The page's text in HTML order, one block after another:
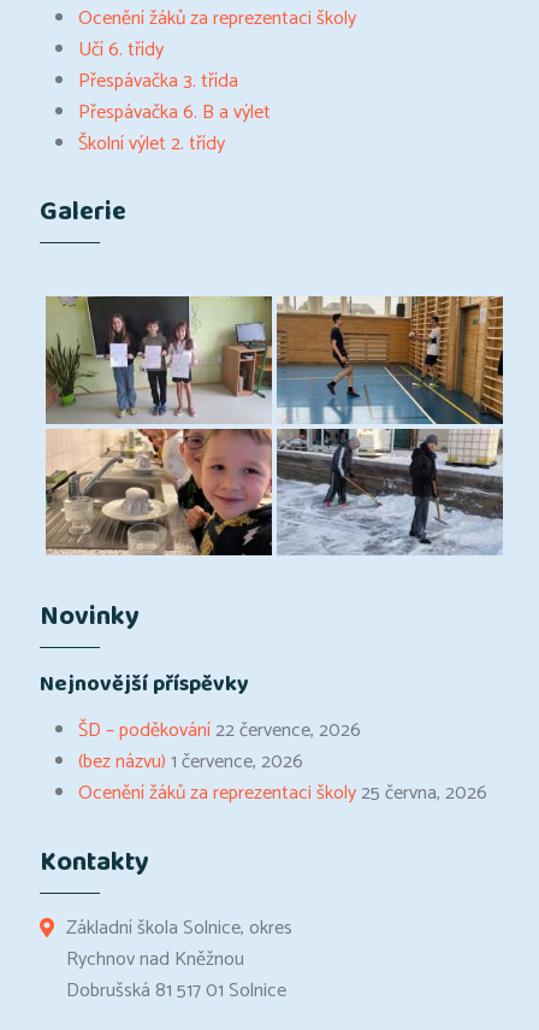
Ocenění žáků za reprezentaci školy
Učí 6. třídy
Přespávačka 3. třída
Přespávačka 6. B a výlet
Školní výlet 2. třídy
Galerie
Novinky
Nejnovější příspěvky
ŠD – poděkování22 července, 2026
(bez názvu)1 července, 2026
Ocenění žáků za reprezentaci školy25 června, 2026
Kontakty
Základní škola Solnice, okres
Rychnov nad Kněžnou
Dobrušská 81 517 01 Solnice